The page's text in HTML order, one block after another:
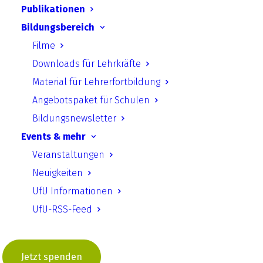
Publikationen
Bildungsbereich
Filme
Downloads für Lehrkräfte
Material für Lehrerfortbildung
Angebotspaket für Schulen
Bildungsnewsletter
Events & mehr
Veranstaltungen
Neuigkeiten
UfU Informationen
UfU-RSS-Feed
Jetzt spenden
genutzt werden, ohne Qualitätsverluste der
Beteiligung hinzunehmen. Der Beitrag bietet
einen Überblick über zentrale Instrumente
der digitalen formellen
Öffentlichkeitsbeteiligung, skizziert den
aktuellen Status quo in Deutschland und
gibt praktische Hinweise zur Umsetzung.